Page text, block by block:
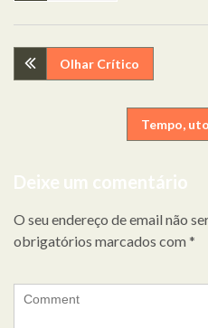
Navegação
Olhar Crítico
Tempo,
Deixe um comentário
O seu endereço de email não
obrigatórios marcados com *